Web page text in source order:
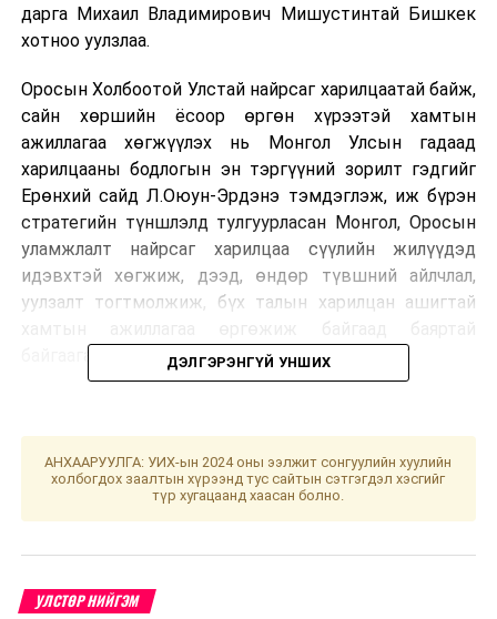
дарга Михаил Владимирович Мишустинтай Бишкек
хотноо уулзлаа.
Оросын Холбоотой Улстай найрсаг харилцаатай байж,
сайн хөршийн ёсоор өргөн хүрээтэй хамтын
ажиллагаа хөгжүүлэх нь Монгол Улсын гадаад
харилцааны бодлогын эн тэргүүний зорилт гэдгийг
Ерөнхий сайд Л.Оюун-Эрдэнэ тэмдэглэж, иж бүрэн
стратегийн түншлэлд тулгуурласан Монгол, Оросын
уламжлалт найрсаг харилцаа сүүлийн жилүүдэд
идэвхтэй хөгжиж, дээд, өндөр түвшний айлчлал,
уулзалт тогтмолжиж, бүх талын харилцан ашигтай
байгаагаа илэрхийлэв.ДЭЛГЭРЭНГҮЙ УНШИХ
АНХААРУУЛГА: УИХ-ын 2024 оны ээлжит сонгуулийн хуулийн
холбогдох заалтын хүрээнд тус сайтын сэтгэгдэл хэсгийг
түр хугацаанд хаасан болно.
УЛСТӨР НИЙГЭМ